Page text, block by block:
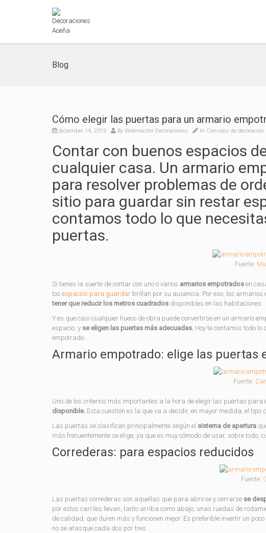
Blog
Cómo elegir las puertas para un armario
diciembre 14, 2015 By Webmaster Decoraciones In Consejos de decoración
Contar con buenos espacios
cualquier casa. Un armario
para resolver problemas de
sitio para guardar sin restar
contamos todo lo que
puertas.
Fuente:
Si tienes la suerte de contar con uno o varios armarios empotrados en
los espacios para guardar brillan por su ausencia. Por eso, los armarios
tener que reducir los metros cuadrados disponibles en las habitaciones.
Y es que casi cualquier hueco de obra puede convertirse en un armario
espacio, y se eligen las puertas más adecuadas. Hoy te contamos todo
empotrado.
Armario empotrado: elige las puertas
Fuente:
Uno de los criterios más importantes a la hora de elegir las puertas para
disponible. Esta cuestión es la que va a decidir, en mayor medida, el
Las puertas se clasifican principalmente según el sistema de apertura
más frecuentemente se elige, ya que es muy cómodo de usar, sobre todo,
Correderas: para espacios reducidos
Fuente:
Las puertas correderas son aquellas que para abrirse y cerrarse se
por estos carriles llevan, tanto arriba como abajo, unas ruedas de
de calidad, que duren más y funcionen mejor. Es preferible invertir un
no se atasque cada dos por tres.